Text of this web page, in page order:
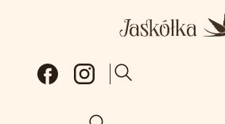
Otwórz wyszukiwarkę
Otwórz wyszukiwarkę